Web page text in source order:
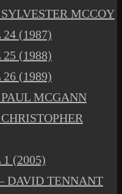
MCCOY
24 (1987)
25 (1988)
26 (1989)
MCGANN
1 (2005)
DAVID TENNANT